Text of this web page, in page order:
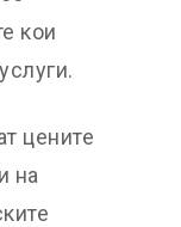
кои
цените
на